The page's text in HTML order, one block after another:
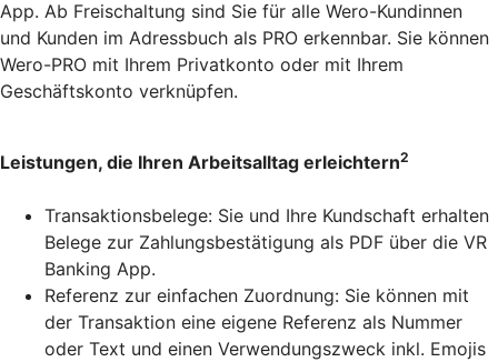
App. Ab Freischaltung sind Sie für alle Wero-Kundinnen
und Kunden im Adressbuch als PRO erkennbar. Sie können
Wero-PRO mit Ihrem Privatkonto oder mit Ihrem
Geschäftskonto verknüpfen.
Leistungen, die Ihren Arbeitsalltag erleichtern2
Transaktionsbelege: Sie und Ihre Kundschaft erhalten
Belege zur Zahlungsbestätigung als PDF über die VR
Banking App.
Referenz zur einfachen Zuordnung: Sie können mit
der Transaktion eine eigene Referenz als Nummer
oder Text und einen Verwendungszweck inkl. Emojis